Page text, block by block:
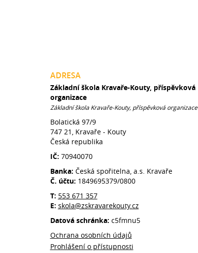
ADRESA
Základní škola Kravaře-Kouty, příspěvková
organizace
Základní škola Kravaře-Kouty, příspěvková organizace
Bolatická 97/9
747 21, Kravaře - Kouty
Česká republika
IČ: 70940070
Banka: Česká spořitelna, a.s. Kravaře
Č. účtu: 1849695379/0800
T: 553 671 357
E: skola@zskravarekouty.cz
Datová schránka: c5fmnu5
Ochrana osobních údajů
Prohlášení o přístupnosti